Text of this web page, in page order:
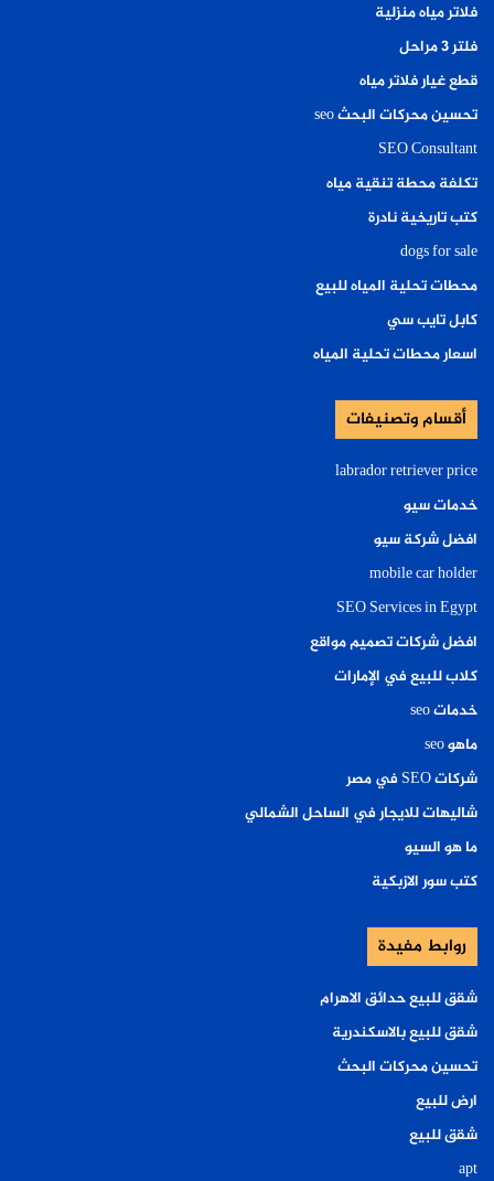
فلاتر مياه منزلية
فلتر ٣ مراحل
قطع غيار فلاتر مياه
تحسين محركات البحث seo
SEO Consultant
تكلفة محطة تنقية مياه
كتب تاريخية نادرة
dogs for sale
محطات تحلية المياه للبيع
كابل تايب سي
اسعار محطات تحلية المياه
أقسام وتصنيفات
labrador retriever price
خدمات سيو
افضل شركة سيو
mobile car holder
SEO Services in Egypt
افضل شركات تصميم مواقع
كلاب للبيع في الإمارات
خدمات seo
ماهو seo
شركات SEO في مصر
شاليهات للايجار في الساحل الشمالي
ما هو السيو
كتب سور الازبكية
روابط مفيدة
شقق للبيع حدائق الاهرام
شقق للبيع بالاسكندرية
تحسين محركات البحث
ارض للبيع
شقق للبيع
apt